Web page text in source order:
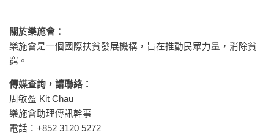
關於樂施會：
樂施會是一個國際扶貧發展機構，旨在推動民眾力量，消除貧
窮。
傳媒查詢，請聯絡：
周敏盈 Kit Chau
樂施會助理傳訊幹事
電話：+852 3120 5272